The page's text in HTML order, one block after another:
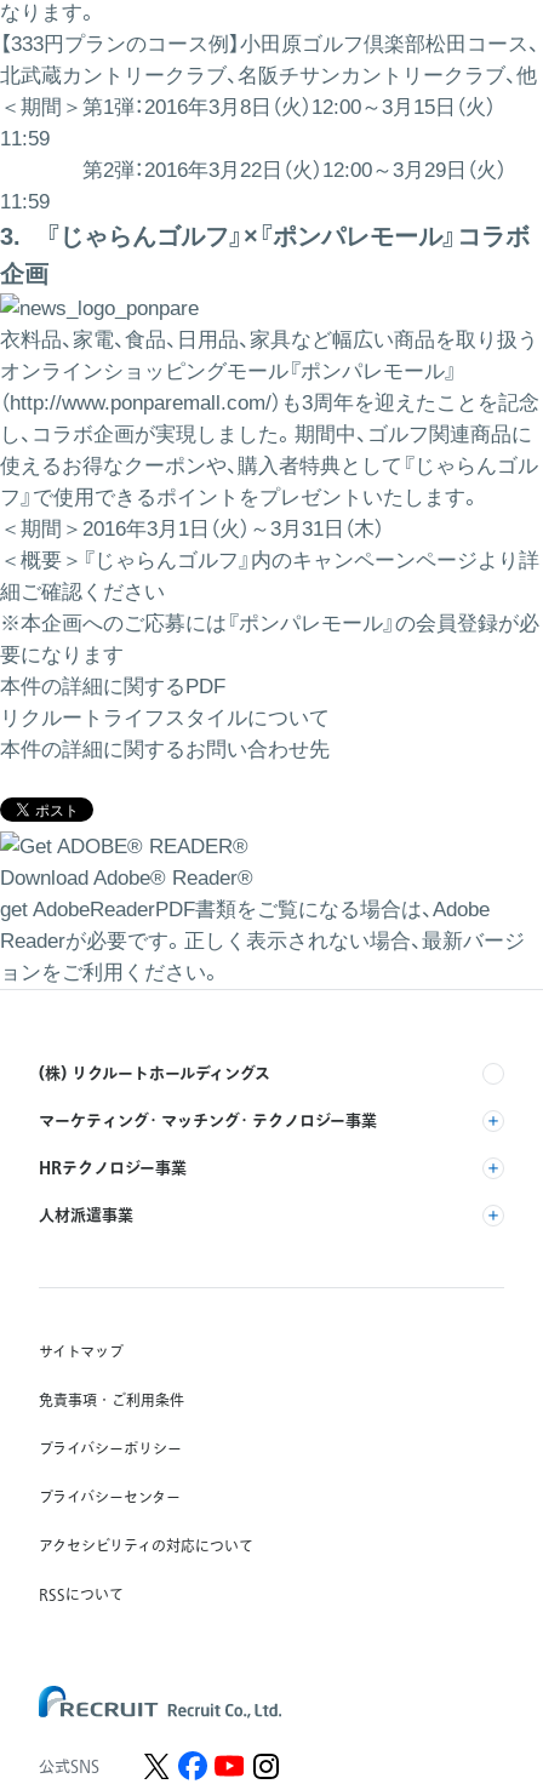
なります。
【333円プランのコース例】小田原ゴルフ倶楽部松田コース、
北武蔵カントリークラブ、名阪チサンカントリークラブ、他
＜期間＞第1弾：2016年3月8日（火）12:00～3月15日（火）
11:59
第2弾：2016年3月22日（火）12:00～3月29日（火）
11:59
3. 『じゃらんゴルフ』×『ポンパレモール』コラボ
企画
衣料品、家電、食品、日用品、家具など幅広い商品を取り扱う
オンラインショッピングモール『ポンパレモール』
（http://www.ponparemall.com/）も3周年を迎えたことを記念
し、コラボ企画が実現しました。期間中、ゴルフ関連商品に
使えるお得なクーポンや、購入者特典として『じゃらんゴル
フ』で使用できるポイントをプレゼントいたします。
＜期間＞2016年3月1日（火）～3月31日（木）
＜概要＞『じゃらんゴルフ』内のキャンペーンページより詳
細ご確認ください
※本企画へのご応募には『ポンパレモール』の会員登録が必
要になります
本件の詳細に関するPDF
リクルートライフスタイルについて
本件の詳細に関するお問い合わせ先
Download Adobe® Reader®
get AdobeReaderPDF書類をご覧になる場合は、Adobe
Readerが必要です。正しく表示されない場合、最新バージ
ョンをご利用ください。
(株) リクルートホールディングス
マーケティング・マッチング・テクノロジー事業
(株) リクルート
HRテクノロジー事業
(株) インディードリクルートパートナーズ
Indeed, Inc.
人材派遣事業
(株) スタッフサービス・ホールディングス
Unique NV
Staffmark Group, LLC
The CSI Companies, Inc.
公式SNS
サイトマップ
免責事項・ご利用条件
プライバシーポリシー
プライバシーセンター
アクセシビリティの対応について
RSSについて